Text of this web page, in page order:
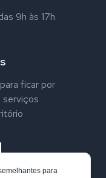
9h às 17h
ficar por
serviços
para